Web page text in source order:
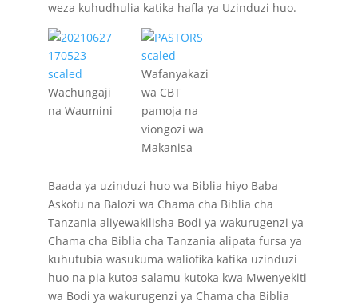
weza kuhudhulia katika hafla ya Uzinduzi huo.
Wachungaji
na Waumini
Wafanyakazi
wa CBT
pamoja na
viongozi wa
Makanisa
Baada ya uzinduzi huo wa Biblia hiyo Baba
Askofu na Balozi wa Chama cha Biblia cha
Tanzania aliyewakilisha Bodi ya wakurugenzi ya
Chama cha Biblia cha Tanzania alipata fursa ya
kuhutubia wasukuma waliofika katika uzinduzi
huo na pia kutoa salamu kutoka kwa Mwenyekiti
wa Bodi ya wakurugenzi ya Chama cha Biblia